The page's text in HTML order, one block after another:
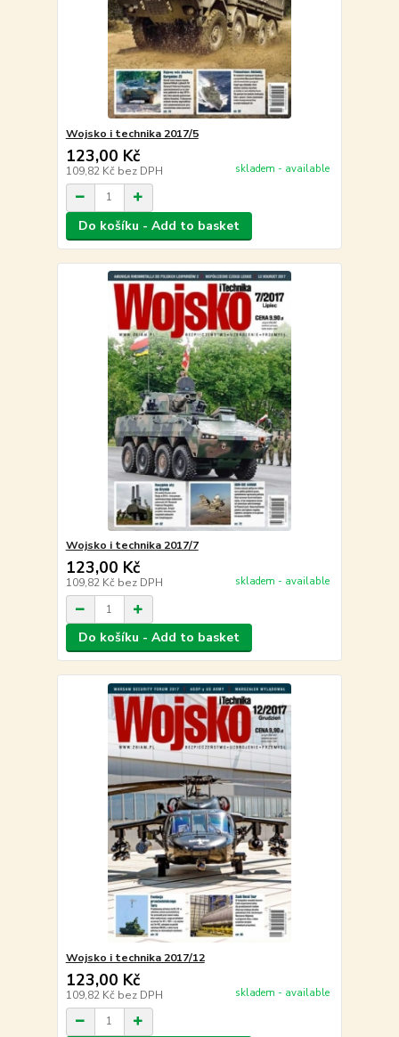
Wojsko i technika 2017/5
123,00 Kč
109,82 Kč bez DPH skladem - available
Do košíku - Add to basket
Wojsko i technika 2017/7
123,00 Kč
109,82 Kč bez DPH skladem - available
Do košíku - Add to basket
Wojsko i technika 2017/12
123,00 Kč
109,82 Kč bez DPH skladem - available